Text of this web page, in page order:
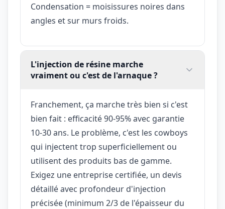
Condensation = moisissures noires dans
angles et sur murs froids.
L'injection de résine marche
vraiment ou c'est de l'arnaque ?
Franchement, ça marche très bien si c'est
bien fait : efficacité 90-95% avec garantie
10-30 ans. Le problème, c'est les cowboys
qui injectent trop superficiellement ou
utilisent des produits bas de gamme.
Exigez une entreprise certifiée, un devis
détaillé avec profondeur d'injection
précisée (minimum 2/3 de l'épaisseur du